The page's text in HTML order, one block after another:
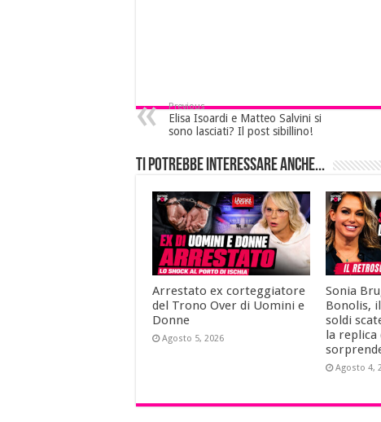
Previous
Elisa Isoardi e Matteo Salvini si
sono lasciati? Il post sibillino!
Ti potrebbe interessare anche...
Arrestato ex corteggiatore
del Trono Over di Uomini e
Donne
Agosto 5, 2026
Sonia
Bonolis,
soldi
la
Agosto 4,